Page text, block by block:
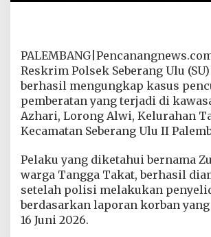
k
e
n
c
u
r
i
K
b
e
l
d
a
Reskrim Polsek Seberang Ulu
berhasil mengungkap kasus
pemberatan yang terjadi di
Azhari, Lorong Alwi, Kelurahan
Kecamatan Seberang Ulu II
Pelaku yang diketahui bernama
warga Tangga Takat, berhasil
setelah polisi melakukan
berdasarkan laporan korban
16 Juni 2026.